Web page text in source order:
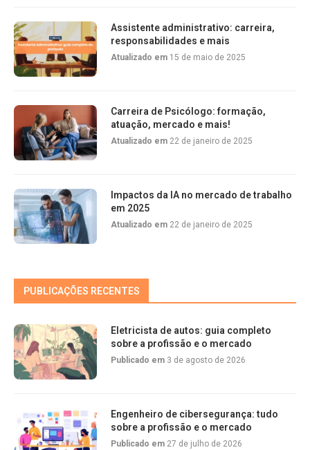
Assistente administrativo: carreira,
responsabilidades e mais
Atualizado em 15 de maio de 2025
Carreira de Psicólogo: formação,
atuação, mercado e mais!
Atualizado em 22 de janeiro de 2025
Impactos da IA no mercado de trabalho
em 2025
Atualizado em 22 de janeiro de 2025
PUBLICAÇÕES RECENTES
Eletricista de autos: guia completo
sobre a profissão e o mercado
Publicado em 3 de agosto de 2026
Engenheiro de cibersegurança: tudo
sobre a profissão e o mercado
Publicado em 27 de julho de 2026